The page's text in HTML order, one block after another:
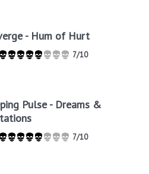
- Hum of Hurt
7/10
Pulse - Dreams &
7/10